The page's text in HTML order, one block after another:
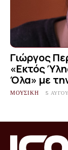
Γιώργος
«Εκτός
Όλα» με
ΜΟΥΣΙΚΗ 5